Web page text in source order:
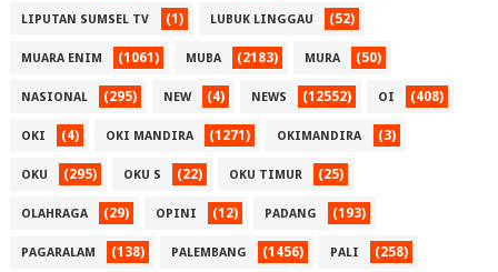
LIPUTAN SUMSEL TV (1) LUBUK LINGGAU (52)
MUARA ENIM (1061) MUBA (2183) MURA (50)
NASIONAL (295) NEW (4) NEWS (12552) OI (408)
OKI (4) OKI MANDIRA (1271) OKIMANDIRA (3)
OKU (295) OKU S (22) OKU TIMUR (25)
OLAHRAGA (29) OPINI (12) PADANG (193)
PAGARALAM (138) PALEMBANG (1456) PALI (258)